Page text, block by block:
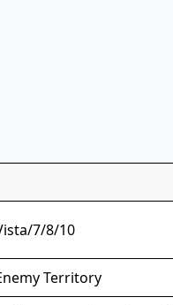
7/8/10
Territory